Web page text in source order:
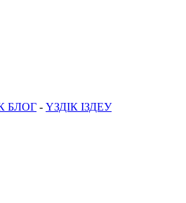
БЛОГ - ҮЗДІК ІЗДЕУ